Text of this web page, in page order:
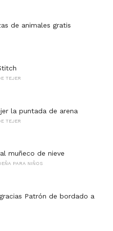
de animales gratis
TEJER
la puntada de arena
TEJER
muñeco de nieve
PARA NIÑOS
Patrón de bordado a